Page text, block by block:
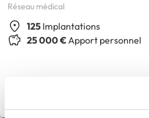
Réseau médical
125 Implantations
25 000 € Apport personnel